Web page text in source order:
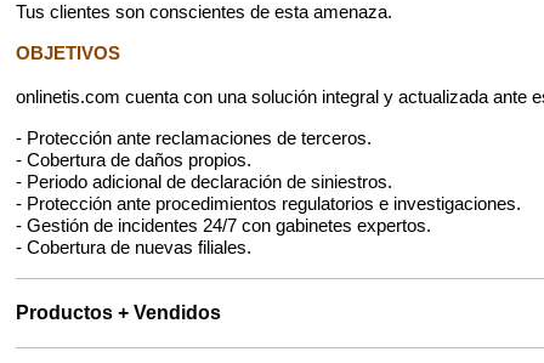
Tus clientes son conscientes de esta amenaza.
OBJETIVOS
onlinetis.com cuenta con una solución integral y actualizada ante
- Protección ante reclamaciones de terceros.
- Cobertura de daños propios.
- Periodo adicional de declaración de siniestros.
- Protección ante procedimientos regulatorios e investigaciones.
- Gestión de incidentes 24/7 con gabinetes expertos.
- Cobertura de nuevas filiales.
Productos + Vendidos